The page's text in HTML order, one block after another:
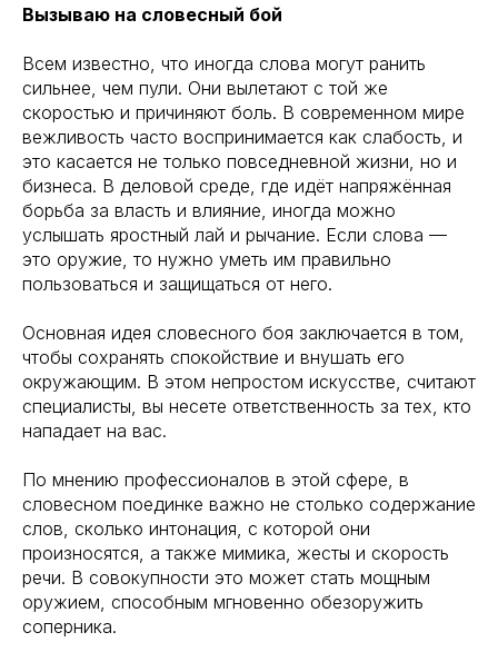
Вызываю на словесный бой
Всем известно, что иногда слова могут ранить
сильнее, чем пули. Они вылетают с той же
скоростью и причиняют боль. В современном мире
вежливость часто воспринимается как слабость, и
это касается не только повседневной жизни, но и
бизнеса. В деловой среде, где идёт напряжённая
борьба за власть и влияние, иногда можно
услышать яростный лай и рычание. Если слова —
это оружие, то нужно уметь им правильно
пользоваться и защищаться от него.
Основная идея словесного боя заключается в том,
чтобы сохранять спокойствие и внушать его
окружающим. В этом непростом искусстве, считают
специалисты, вы несете ответственность за тех, кто
нападает на вас.
По мнению профессионалов в этой сфере, в
словесном поединке важно не столько содержание
слов, сколько интонация, с которой они
произносятся, а также мимика, жесты и скорость
речи. В совокупности это может стать мощным
оружием, способным мгновенно обезоружить
соперника.